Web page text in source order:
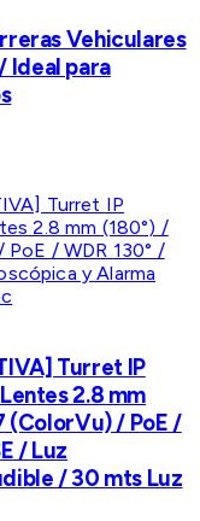
Vehiculares
Ideal para
Turret IP
2.8 mm
(ColorVu) / PoE /
/ Luz
/ 30 mts Luz